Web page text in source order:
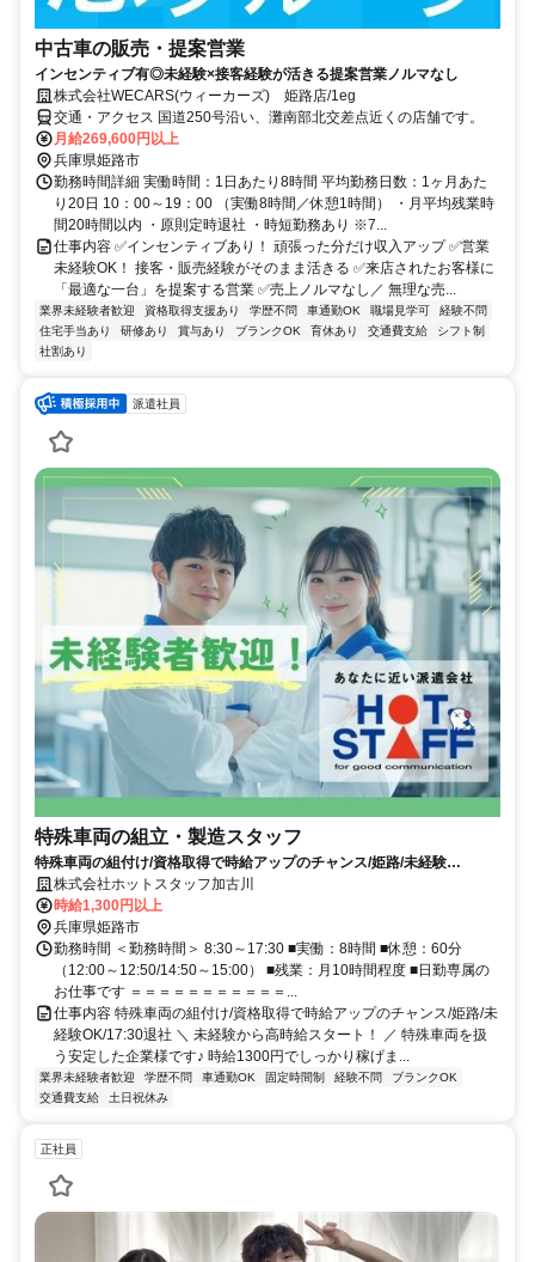
中古車の販売・提案営業
インセンティブ有◎未経験×接客経験が活きる提案営業ノルマなし
株式会社WECARS(ウィーカーズ) 姫路店/1eg
交通・アクセス 国道250号沿い、灘南部北交差点近くの店舗です。
月給269,600円以上
兵庫県姫路市
勤務時間詳細 実働時間：1日あたり8時間 平均勤務日数：1ヶ月あた
り20日 10：00～19：00 （実働8時間／休憩1時間） ・月平均残業時
間20時間以内 ・原則定時退社 ・時短勤務あり ※7...
仕事内容 ✅インセンティブあり！ 頑張った分だけ収入アップ ✅営業
未経験OK！ 接客・販売経験がそのまま活きる ✅来店されたお客様に
「最適な一台」を提案する営業 ✅売上ノルマなし／ 無理な売...
業界未経験者歓迎 資格取得支援あり 学歴不問 車通勤OK 職場見学可
経験不問
住宅手当あり
研修あり 賞与あり ブランクOK 育休あり 交通費支給
シフト制
社割あり
派遣社員
特殊車両の組立・製造スタッフ
特殊車両の組付け/資格取得で時給アップのチャンス/姫路/未経験
OK/17:30退社
株式会社ホットスタッフ加古川
時給1,300円以上
兵庫県姫路市
勤務時間 ＜勤務時間＞ 8:30～17:30 ■実働：8時間 ■休憩：60分
（12:00～12:50/14:50～15:00） ■残業：月10時間程度 ■日勤専属の
お仕事です ＝＝＝＝＝＝＝＝＝＝＝...
仕事内容 特殊車両の組付け/資格取得で時給アップのチャンス/姫路/未
経験OK/17:30退社 ＼ 未経験から高時給スタート！ ／ 特殊車両を扱
う安定した企業様です♪ 時給1300円でしっかり稼げま...
業界未経験者歓迎 学歴不問 車通勤OK 固定時間制 経験不問
ブランクOK
交通費支給
土日祝休み
正社員